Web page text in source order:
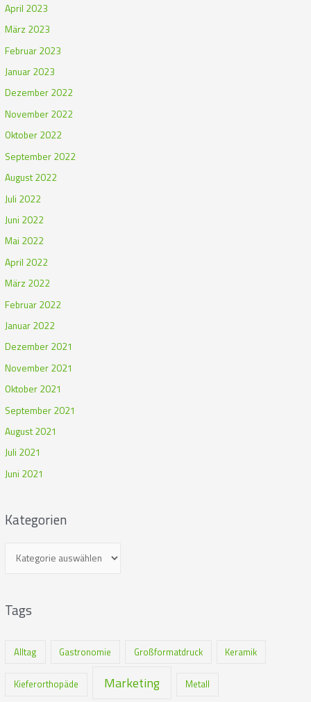
April 2023
März 2023
Februar 2023
Januar 2023
Dezember 2022
November 2022
Oktober 2022
September 2022
August 2022
Juli 2022
Juni 2022
Mai 2022
April 2022
März 2022
Februar 2022
Januar 2022
Dezember 2021
November 2021
Oktober 2021
September 2021
August 2021
Juli 2021
Juni 2021
Kategorien
Tags
Alltag Gastronomie Großformatdruck Keramik
Kieferorthopäde Marketing Metall